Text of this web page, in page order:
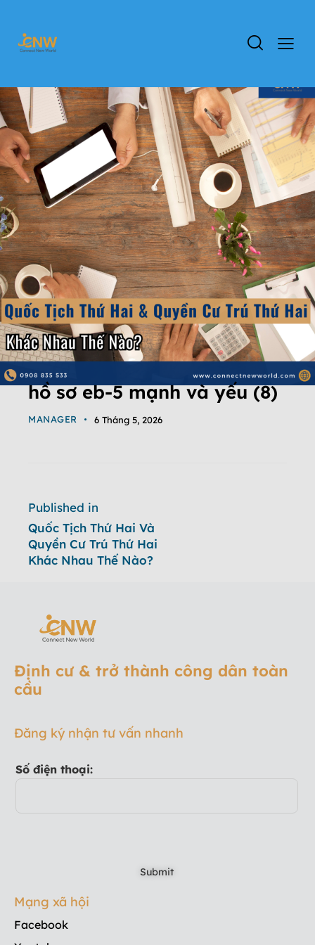
hồ sơ eb-5 mạnh và yếu (8)
MANAGER 6 Tháng 5, 2026
Published in
Quốc Tịch Thứ Hai Và
Quyền Cư Trú Thứ Hai
Khác Nhau Thế Nào?
Định cư & trở thành công dân toàn
cầu
Đăng ký nhận tư vấn nhanh
Số điện thoại:
Mạng xã hội
Facebook